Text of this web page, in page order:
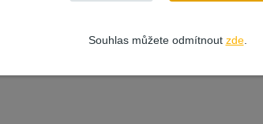
Souhlas můžete odmítnout zde.